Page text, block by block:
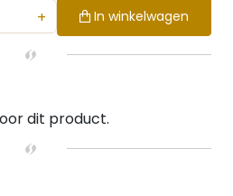
+ In winkelwagen
dit product.